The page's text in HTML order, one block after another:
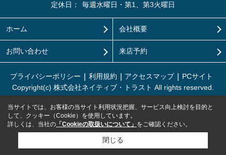
定休日：
毎週水曜日・第1、第3火曜日
ホーム 会社概要
お問い合わせ 来店予約
プライバシーポリシー 利用規約 アクセスマップ
PCサイト
Copyright(c) 株式会社ネイティブ・トラスト All rights reserved.
当サイトでは、お客様の当サイト利用状況把握、サービス向上検討を目的と
して、クッキー（Cookie）を使用しています。
詳しくは、当社の 「Cookieの取扱いについて」 をご確認ください。
閉じる